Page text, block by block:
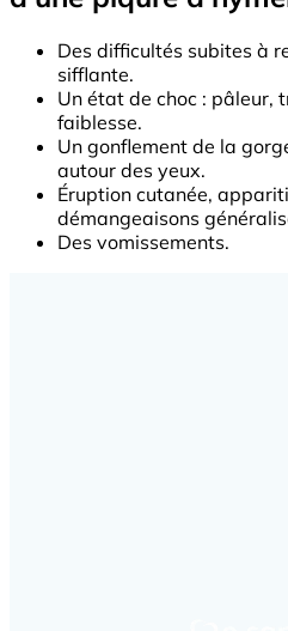
Des difficultés subites à
sifflante.
Un état de choc : pâleur,
faiblesse.
Un gonflement de la
autour des yeux.
Éruption cutanée,
démangeaisons
Des vomissements.